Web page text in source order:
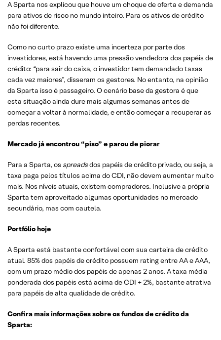
A Sparta nos explicou que houve um choque de oferta e demanda
para ativos de risco no mundo inteiro. Para os ativos de crédito
não foi diferente.
Como no curto prazo existe uma incerteza por parte dos
investidores, está havendo uma pressão vendedora dos papéis de
crédito: “para sair do caixa, o investidor tem demandado taxas
cada vez maiores”, disseram os gestores. No entanto, na opinião
da Sparta isso é passageiro. O cenário base da gestora é que
esta situação ainda dure mais algumas semanas antes de
começar a voltar à normalidade, e então começar a recuperar as
perdas recentes.
Mercado já encontrou “piso” e parou de piorar
Para a Sparta, os spreadsdos papéis de crédito privado, ou seja, a
taxa paga pelos títulos acima do CDI, não devem aumentar muito
mais. Nos níveis atuais, existem compradores. Inclusive a própria
Sparta tem aproveitado algumas oportunidades no mercado
secundário, mas com cautela.
Portfólio hoje
A Sparta está bastante confortável com sua carteira de crédito
atual. 85% dos papéis de crédito possuem rating entre AA e AAA,
com um prazo médio dos papéis de apenas 2 anos. A taxa média
ponderada dos papéis está acima de CDI + 2%, bastante atrativa
para papéis de alta qualidade de crédito.
Confira mais informações sobre os fundos de crédito da
Sparta: